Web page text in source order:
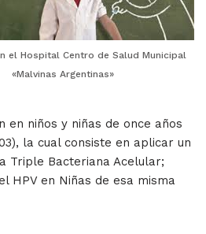
el Hospital Centro de Salud Municipal
«Malvinas Argentinas»
en niños y niñas de once años
la cual consiste en aplicar un
Triple Bacteriana Acelular;
HPV en Niñas de esa misma